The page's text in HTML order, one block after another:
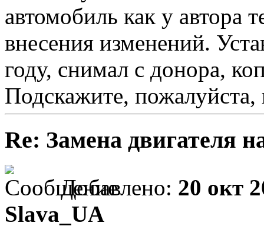
автомобиль как у автора
внесения изменений.
году, снимал с донора,
Подскажите, пожалуйста,
Re: Замена двигателя
Добавлено: 20 окт
Slava_UA